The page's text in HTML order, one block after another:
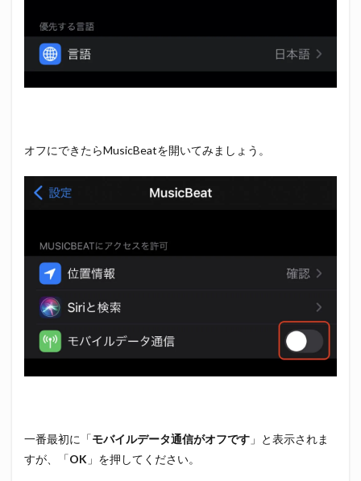
オフにできたらMusicBeatを開いてみましょう。
一番最初に「モバイルデータ通信がオフです 」と表示されま
すが、「OK 」を押してください。